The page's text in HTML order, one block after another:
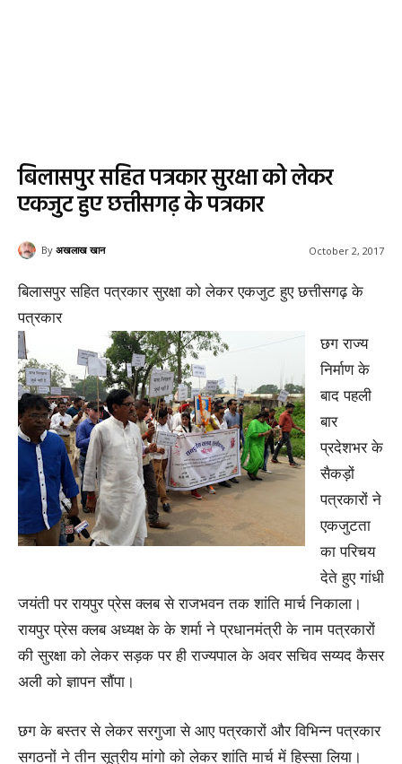
बिलासपुर सहित पत्रकार सुरक्षा को लेकर
एकजुट हुए छत्तीसगढ़ के पत्रकार
By अखलाख खान October 2, 2017
बिलासपुर सहित पत्रकार सुरक्षा को लेकर एकजुट हुए छत्तीसगढ़ के
पत्रकार
छग राज्य
निर्माण के
बाद पहली
बार
प्रदेशभर के
सैकड़ों
पत्रकारों ने
एकजुटता
का परिचय
देते हुए गांधी
जयंती पर रायपुर प्रेस क्लब से राजभवन तक शांति मार्च निकाला।
रायपुर प्रेस क्लब अध्यक्ष के के शर्मा ने प्रधानमंत्री के नाम पत्रकारों
की सुरक्षा को लेकर सड़क पर ही राज्यपाल के अवर सचिव सय्यद कैसर
अली को ज्ञापन सौंपा।
छग के बस्तर से लेकर सरगुजा से आए पत्रकारों और विभिन्न पत्रकार
सगठनों ने तीन सूत्रीय मांगो को लेकर शांति मार्च में हिस्सा लिया।